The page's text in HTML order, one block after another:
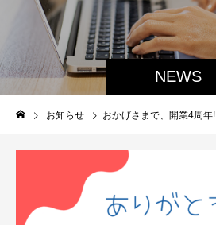
NEWS
お知らせ おかげさまで、開業4周年!